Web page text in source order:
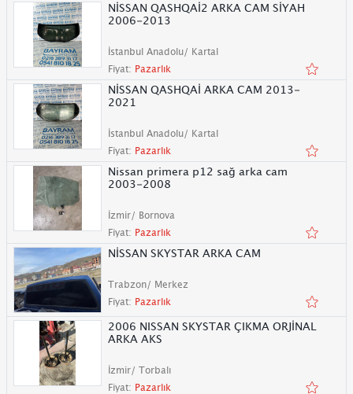
NİSSAN QASHQAİ2 ARKA CAM SİYAH
2006-2013
İstanbul Anadolu/ Kartal
Fiyat: Pazarlık
NİSSAN QASHQAİ ARKA CAM 2013-
2021
İstanbul Anadolu/ Kartal
Fiyat: Pazarlık
Nissan primera p12 sağ arka cam
2003-2008
İzmir/ Bornova
Fiyat: Pazarlık
NİSSAN SKYSTAR ARKA CAM
Trabzon/ Merkez
Fiyat: Pazarlık
2006 NISSAN SKYSTAR ÇIKMA ORJİNAL
ARKA AKS
İzmir/ Torbalı
Fiyat: Pazarlık